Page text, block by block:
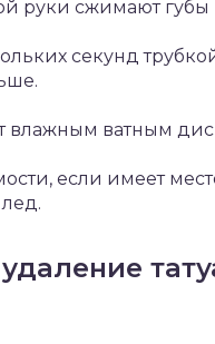
руки сжимают губы
секунд
влажным ватным
если имеет